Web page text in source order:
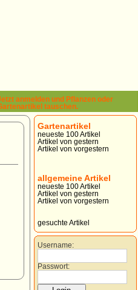
Gartenartikel
neueste 100 Artikel
Artikel von gestern
Artikel von vorgestern
allgemeine Artikel
neueste 100 Artikel
Artikel von gestern
Artikel von vorgestern
gesuchte Artikel
Username:
Passwort: